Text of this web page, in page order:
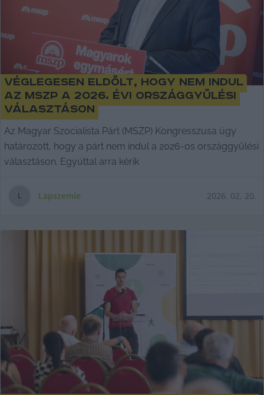
Véglegesen eldőlt, hogy nem indul
az MSZP a 2026. évi országgyűlési
választáson
Az Magyar Szocialista Párt (MSZP) Kongresszusa úgy
határozott, hogy a párt nem indul a 2026-os országgyűlési
választáson. Egyúttal arra kérik
L Lapszemle 2026. 02. 20.